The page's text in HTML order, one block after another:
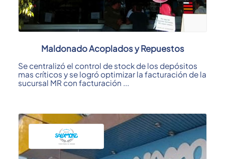
Maldonado Acoplados y Repuestos
Se centralizó el control de stock de los depósitos
mas críticos y se logró optimizar la facturación de la
sucursal MR con facturación ...